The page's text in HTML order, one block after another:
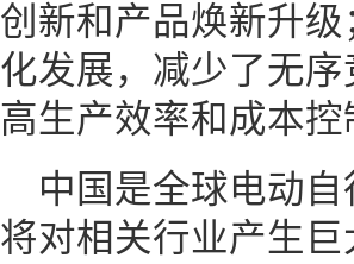
创新和产品焕新升
化发展，减少了无
高生产效率和成本控
中国是全球电动
将对相关行业产生